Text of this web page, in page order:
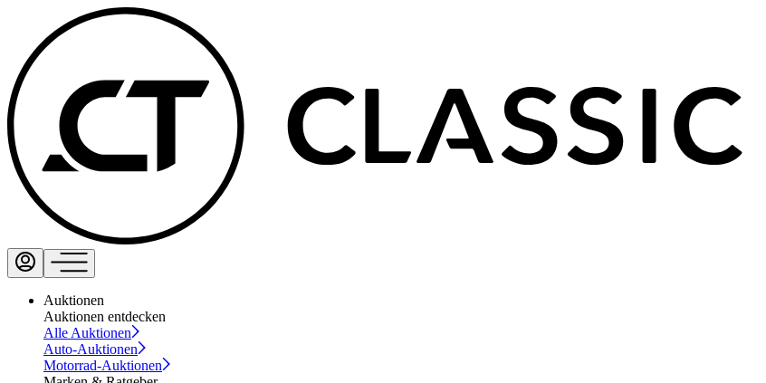
Auktionen
Auktionen entdecken
Alle Auktionen
Auto-Auktionen
Motorrad-Auktionen